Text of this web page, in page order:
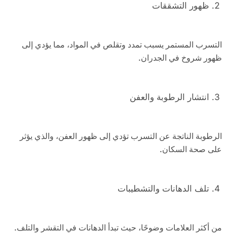
ظهور التشققات
التسرب المستمر يسبب تمدد وتقلص في المواد، مما يؤدي إلى
ظهور شروخ في الجدران.
انتشار الرطوبة والعفن
الرطوبة الناتجة عن التسرب تؤدي إلى ظهور العفن، والذي يؤثر
على صحة السكان.
تلف الدهانات والتشطيبات
من أكثر العلامات وضوحًا، حيث تبدأ الدهانات في التقشر والتلف.